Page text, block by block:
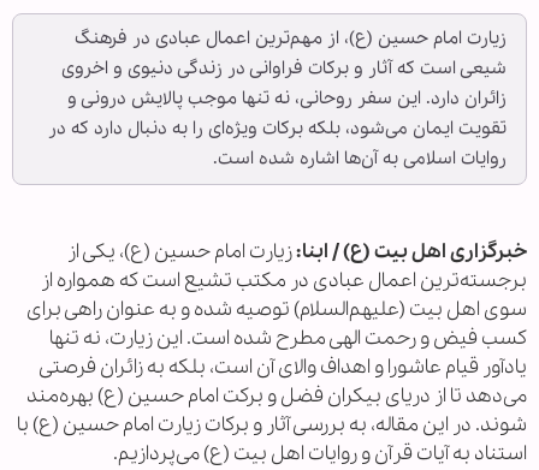
زیارت امام حسین (ع)، از مهم‌ترین اعمال عبادی در فرهنگ
شیعی است که آثار و برکات فراوانی در زندگی دنیوی و اخروی
زائران دارد. این سفر روحانی، نه تنها موجب پالایش درونی و
تقویت ایمان می‌شود، بلکه برکات ویژه‌ای را به دنبال دارد که در
روایات اسلامی به آن‌ها اشاره شده است.
خبرگزاری اهل بیت (ع) / ابنا:زیارت امام حسین (ع)، یکی از
برجسته‌ترین اعمال عبادی در مکتب تشیع است که همواره از
سوی اهل بیت (علیهم‌السلام) توصیه شده و به عنوان راهی برای
کسب فیض و رحمت الهی مطرح شده است. این زیارت، نه تنها
یادآور قیام عاشورا و اهداف والای آن است، بلکه به زائران فرصتی
می‌دهد تا از دریای بیکران فضل و برکت امام حسین (ع) بهره‌مند
شوند. در این مقاله، به بررسی آثار و برکات زیارت امام حسین (ع) با
استناد به آیات قرآن و روایات اهل بیت (ع) می‌پردازیم.